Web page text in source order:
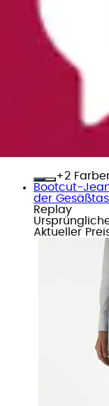
+
Bootcut-
der
Replay
Aktueller